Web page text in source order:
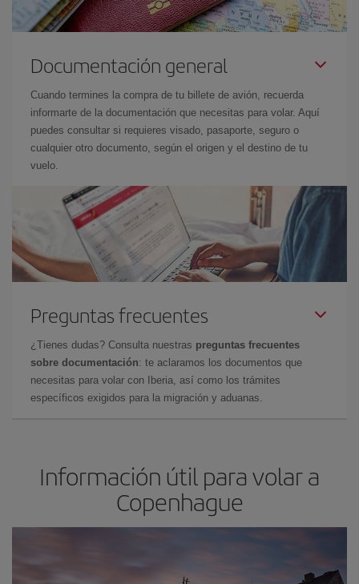
Documentación general
Cuando termines la compra de tu billete de avión, recuerda
informarte de la documentación que necesitas para volar. Aquí
puedes consultar si requieres visado, pasaporte, seguro o
cualquier otro documento, según el origen y el destino de tu
vuelo.
Preguntas frecuentes
¿Tienes dudas? Consulta nuestras preguntas frecuentes
sobre documentación: te aclaramos los documentos que
necesitas para volar con Iberia, así como los trámites
específicos exigidos para la migración y aduanas.
Información útil para volar a
Copenhague